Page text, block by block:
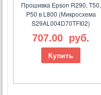
Прошивка Epson R290, T50,
P50 в L800 (Микросхема
S29AL004D70TFI02)
707.00 руб.
Купить